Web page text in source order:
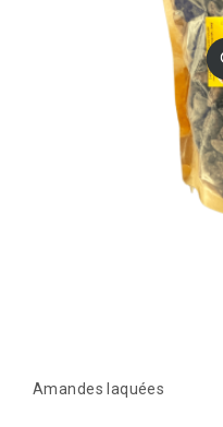
Amandes laquées